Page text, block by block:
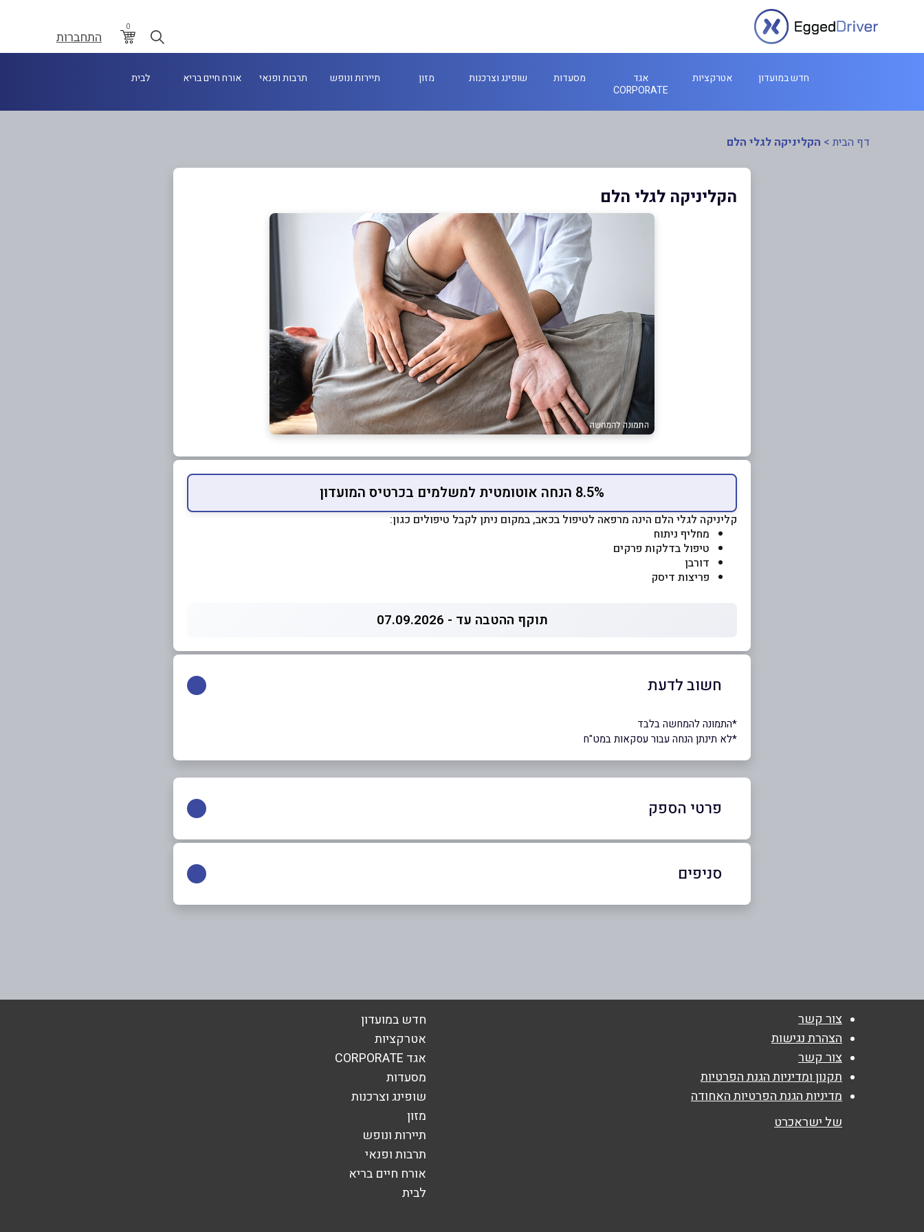
0
התחברות
חדש במועדון אטרקציות
אגד
CORPORATE
מסעדות שופינג וצרכנות מזון תיירות ונופש תרבות ופנאי אורח חיים בריא לבית
דף הבית > הקליניקה לגלי הלם
הקליניקה לגלי הלם
8.5% הנחה אוטומטית למשלמים בכרטיס המועדון
קליניקה לגלי הלם הינה מרפאה לטיפול בכאב, במקום ניתן לקבל טיפולים כגון:
מחליף ניתוח
טיפול בדלקות פרקים
דורבן
פריצות דיסק
תוקף ההטבה עד - 07.09.2026
חשוב לדעת
*התמונה להמחשה בלבד
*לא תינתן הנחה עבור עסקאות במט"ח
פרטי הספק
052-6628852
סניפים
צור קשר
הצהרת נגישות
צור קשר
תקנון ומדיניות הגנת הפרטיות
מדיניות הגנת הפרטיות האחודה
של ישראכרט
חדש במועדון
אטרקציות
אגד CORPORATE
מסעדות
שופינג וצרכנות
מזון
תיירות ונופש
תרבות ופנאי
אורח חיים בריא
לבית